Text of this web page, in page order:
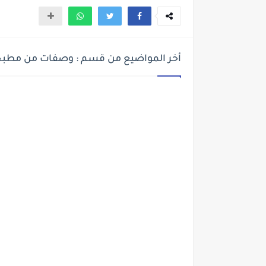
أخر المواضيع من قسم : وصفات من